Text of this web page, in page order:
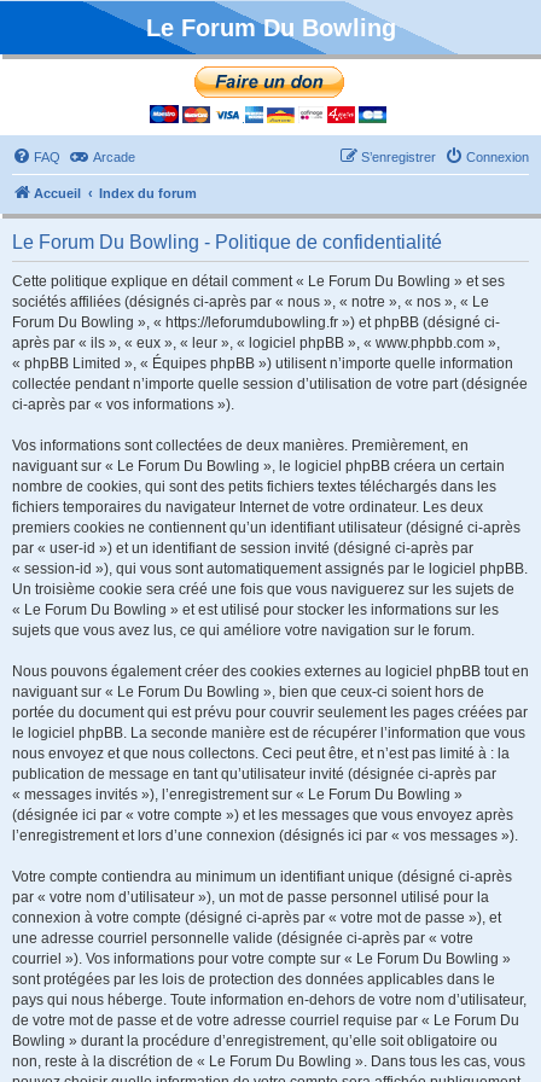
Le Forum Du Bowling
FAQ Arcade Connexion
S’enregistrer
Accueil Index du forum
Le Forum Du Bowling - Politique de confidentialité
Cette politique explique en détail comment « Le Forum Du Bowling » et ses
sociétés affiliées (désignés ci-après par « nous », « notre », « nos », « Le
Forum Du Bowling », « https://leforumdubowling.fr ») et phpBB (désigné ci-
après par « ils », « eux », « leur », « logiciel phpBB », « www.phpbb.com »,
« phpBB Limited », « Équipes phpBB ») utilisent n’importe quelle information
collectée pendant n’importe quelle session d’utilisation de votre part (désignée
ci-après par « vos informations »).
Vos informations sont collectées de deux manières. Premièrement, en
naviguant sur « Le Forum Du Bowling », le logiciel phpBB créera un certain
nombre de cookies, qui sont des petits fichiers textes téléchargés dans les
fichiers temporaires du navigateur Internet de votre ordinateur. Les deux
premiers cookies ne contiennent qu’un identifiant utilisateur (désigné ci-après
par « user-id ») et un identifiant de session invité (désigné ci-après par
« session-id »), qui vous sont automatiquement assignés par le logiciel phpBB.
Un troisième cookie sera créé une fois que vous naviguerez sur les sujets de
« Le Forum Du Bowling » et est utilisé pour stocker les informations sur les
sujets que vous avez lus, ce qui améliore votre navigation sur le forum.
Nous pouvons également créer des cookies externes au logiciel phpBB tout en
naviguant sur « Le Forum Du Bowling », bien que ceux-ci soient hors de
portée du document qui est prévu pour couvrir seulement les pages créées par
le logiciel phpBB. La seconde manière est de récupérer l’information que vous
nous envoyez et que nous collectons. Ceci peut être, et n’est pas limité à : la
publication de message en tant qu’utilisateur invité (désignée ci-après par
« messages invités »), l’enregistrement sur « Le Forum Du Bowling »
(désignée ici par « votre compte ») et les messages que vous envoyez après
l’enregistrement et lors d’une connexion (désignés ici par « vos messages »).
Votre compte contiendra au minimum un identifiant unique (désigné ci-après
par « votre nom d’utilisateur »), un mot de passe personnel utilisé pour la
connexion à votre compte (désigné ci-après par « votre mot de passe »), et
une adresse courriel personnelle valide (désignée ci-après par « votre
courriel »). Vos informations pour votre compte sur « Le Forum Du Bowling »
sont protégées par les lois de protection des données applicables dans le
pays qui nous héberge. Toute information en-dehors de votre nom d’utilisateur,
de votre mot de passe et de votre adresse courriel requise par « Le Forum Du
Bowling » durant la procédure d’enregistrement, qu’elle soit obligatoire ou
non, reste à la discrétion de « Le Forum Du Bowling ». Dans tous les cas, vous